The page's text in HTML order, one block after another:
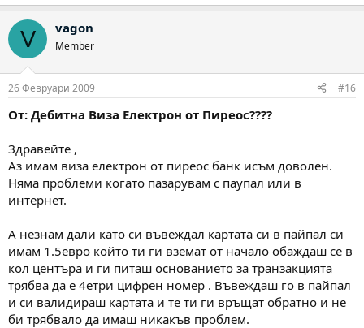
V vagon
Member
26 Февруари 2009 #16
От: Дебитна Виза Електрон от Пиреос????
Здравейте ,
Аз имам виза електрон от пиреос банк исъм доволен.
Няма проблеми когато пазарувам с паупал или в
интернет.
А незнам дали като си въвеждал картата си в пайпал си
имам 1.5евро който ти ги вземат от начало обаждаш се в
кол центъра и ги питаш основанието за транзакцията
трябва да е 4етри цифрен номер . Въвеждаш го в пайпал
и си валидираш картата и те ти ги връщат обратно и не
би трябвало да имаш никакъв проблем.